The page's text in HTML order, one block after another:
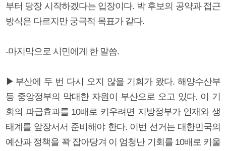
부터 당장 시작하겠다는 입장이다. 박 후보의 공약과 접근
방식은 다르지만 궁극적 목표가 같다.
-마지막으로 시민에게 한 말씀.
▶부산에 두 번 다시 오지 않을 기회가 왔다. 해양수산부
등 중앙정부의 막대한 자원이 부산으로 오고 있다. 이 기
회의 파급효과를 10배로 키우려면 지방정부가 인재와 생
태계를 앞장서서 준비해야 한다. 이번 선거는 대한민국의
예산과 정책을 꽉 잡아당겨 이 엄청난 기회를 10배로 키울